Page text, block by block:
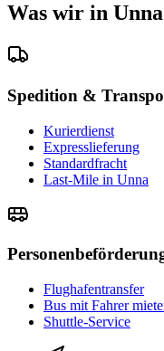
Was wir in
Spedition &
Kurierdienst
Expresslieferung
Standardfracht
Last-Mile in Unna
Flughafentransfer
Bus mit Fahrer
Shuttle-Service